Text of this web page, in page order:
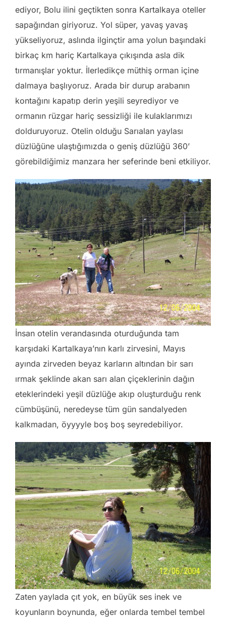
ediyor, Bolu ilini geçtikten sonra Kartalkaya oteller
sapağından giriyoruz. Yol süper, yavaş yavaş
yükseliyoruz, aslında ilginçtir ama yolun başındaki
birkaç km hariç Kartalkaya çıkışında asla dik
tırmanışlar yoktur. İlerledikçe müthiş orman içine
dalmaya başlıyoruz. Arada bir durup arabanın
kontağını kapatıp derin yeşili seyrediyor ve
ormanın rüzgar hariç sessizliği ile kulaklarımızı
dolduruyoruz. Otelin olduğu Sarıalan yaylası
düzlüğüne ulaştığımızda o geniş düzlüğü 360’
görebildiğimiz manzara her seferinde beni etkiliyor.
İnsan otelin verandasında oturduğunda tam
karşıdaki Kartalkaya’nın karlı zirvesini, Mayıs
ayında zirveden beyaz karların altından bir sarı
ırmak şeklinde akan sarı alan çiçeklerinin dağın
eteklerindeki yeşil düzlüğe akıp oluşturduğu renk
cümbüşünü, neredeyse tüm gün sandalyeden
kalkmadan, öyyyyle boş boş seyredebiliyor.
Zaten yaylada çıt yok, en büyük ses inek ve
koyunların boynunda, eğer onlarda tembel tembel